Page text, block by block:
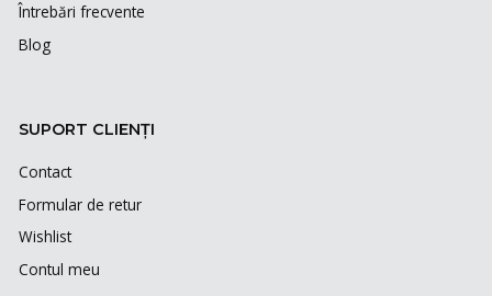
Întrebări frecvente
Blog
SUPORT CLIENȚI
Contact
Formular de retur
Wishlist
Contul meu